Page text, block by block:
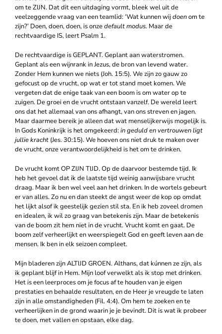
om te ZIJN. Dat dit een uitdaging vormt, bleek wel uit de
veelzeggende vraag van een teamlid: ‘Wat kunnen wijdoenom te
zijn?’ Doen, doen, doen, is onzedefault modus. Maar de
rechtvaardige IS, leert Psalm 1.
De rechtvaardige is GEPLANT. Geplant aan waterstromen.
Geplant als een wijnrank in Jezus, de bron van levend water.
Zonder Hem kunnen we niets (Joh. 15:5). We zijn zo gauw zo
gefocust op de vrucht, op wat er tot stand moet komen. We
vergeten dat de enige taak van een boom is om water op te
zuigen. De groei en de vrucht ontstaan vanzelf. De wereld leert
ons dat het allemaal van ons afhangt, van ons streven en jagen.
Maar daarmee bereik je alleen dat wat menselijkerwijs mogelijk is.
In Gods Koninkrijk is het omgekeerd:in geduld en vertrouwen ligt
jullie kracht (Jes. 30:15). We hoeven ons niet druk te maken over
de vrucht, onze verantwoordelijkheid is het om te drinken.
De vrucht komt OP ZIJN TIJD. Op de daarvoor bestemde tijd. Ik
heb het gevoel dat ik de laatste tijd weinig aanwijsbare vrucht
draag. Maar ik ben wel veel aan het drinken. In de wortels gebeurt
er van alles. Zo nu en dan steekt de angst weer de kop op omdat
het lijkt alsof ik geestelijk gezien stil sta. En ik heb zoveel dromen
en idealen, ik wil zo graag van betekenis zijn. Maar de betekenis
van de boom zit hem niet in de vrucht. Vrucht komt en gaat. De
boom zelf verheerlijkt en weerspiegelt God en geeft leven aan de
mensen. Ik ben in elk seizoen compleet.
Mijn bladeren zijn ALTIJD GROEN. Althans, dat kúnnen ze zijn, als
ik geplant blijf in Hem. Mijn loof verwelkt als ik stop met drinken.
Het is een leerproces om je focus af te houden van je eigen
prestaties en behaalde resultaten, en de Heer je vreugde te laten
zijn in alle omstandigheden (Fil. 4:4). Om hem te zoeken en te
verheerlijken in de grond waarin je je bevindt. Dit is wat ik probeer
te doen, met vallen en opstaan, elke dag.